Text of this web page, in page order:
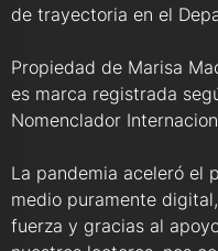
de trayectoria en el
Propiedad de Marisa
es marca registrada
Nomenclador
La pandemia aceleró el
medio puramente
fuerza y gracias al